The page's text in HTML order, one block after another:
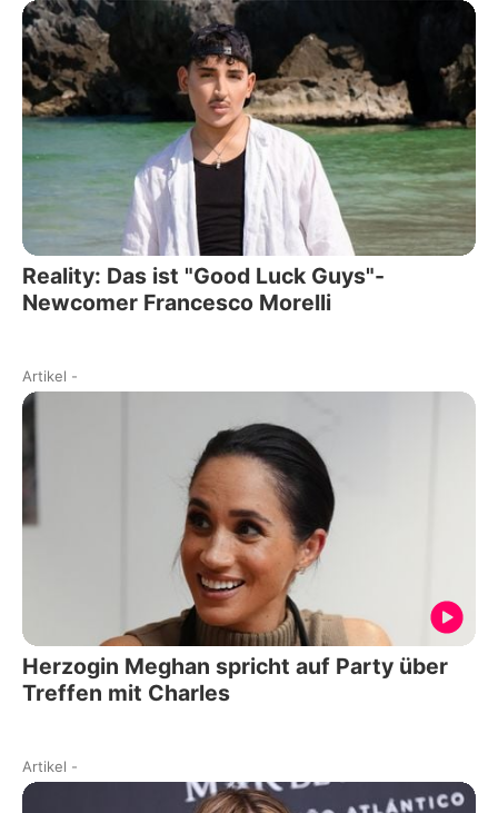
Reality: Das ist "Good Luck Guys"-
Newcomer Francesco Morelli
Artikel -
Herzogin Meghan spricht auf Party über
Treffen mit Charles
Artikel -